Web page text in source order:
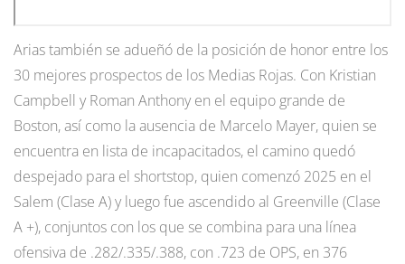
Arias también se adueñó de la posición de honor entre los
30 mejores prospectos de los Medias Rojas. Con Kristian
Campbell y Roman Anthony en el equipo grande de
Boston, así como la ausencia de Marcelo Mayer, quien se
encuentra en lista de incapacitados, el camino quedó
despejado para el shortstop, quien comenzó 2025 en el
Salem (Clase A) y luego fue ascendido al Greenville (Clase
A +), conjuntos con los que se combina para una línea
ofensiva de .282/.335/.388, con .723 de OPS, en 376